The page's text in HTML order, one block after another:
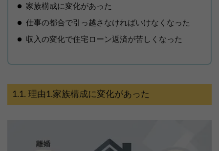
家族構成に変化があった
仕事の都合で引っ越さなければいけなくなった
収入の変化で住宅ローン返済が苦しくなった
理由1.家族構成に変化があった